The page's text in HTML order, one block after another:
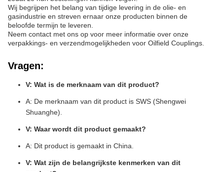
Wij begrijpen het belang van tijdige levering in de olie- en
gasindustrie en streven ernaar onze producten binnen de
beloofde termijn te leveren.
Neem contact met ons op voor meer informatie over onze
verpakkings- en verzendmogelijkheden voor Oilfield Couplings.
Vragen:
V: Wat is de merknaam van dit product?
A: De merknaam van dit product is SWS (Shengwei
Shuanghe).
V: Waar wordt dit product gemaakt?
A: Dit product is gemaakt in China.
V: Wat zijn de belangrijkste kenmerken van dit